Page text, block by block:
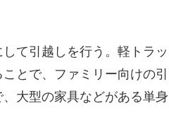
て引越しを行う。軽トラッ
とで、ファミリー向けの引
大型の家具などがある単身